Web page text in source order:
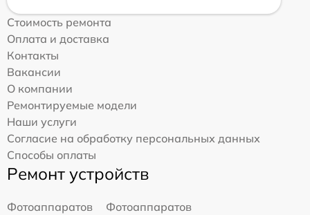
Стоимость ремонта
Оплата и доставка
Контакты
Вакансии
О компании
Ремонтируемые модели
Наши услуги
Согласие на обработку персональных данных
Способы оплаты
Ремонт устройств
Фотоаппаратов
Фотоаппаратов